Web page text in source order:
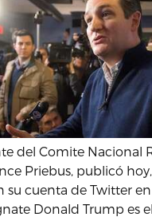
del Comite Nacional
Priebus, publicó
su cuenta de Twitter
Donald Trump es